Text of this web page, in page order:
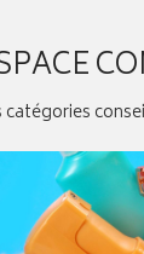
catégories